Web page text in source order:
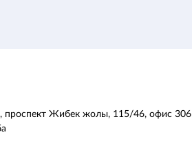
проспект Жибек жолы, 115/46, офис 306